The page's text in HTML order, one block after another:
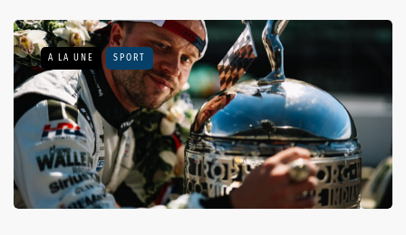
A LA UNE SPORT